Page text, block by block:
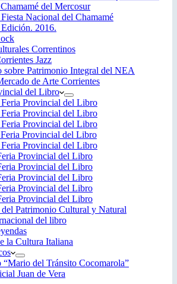
del Mercosur
Fiesta Nacional del Chamamé
Edición. 2016.
Correntinos
Jazz
sobre Patrimonio Integral del NEA
de Arte Corrientes
del Libro
Feria Provincial del Libro
Feria Provincial del Libro
Feria Provincial del Libro
Feria Provincial del Libro
Feria Provincial del Libro
Provincial del Libro
Provincial del Libro
Provincial del Libro
Provincial del Libro
Provincial del Libro
del Patrimonio Cultural y Natural
del libro
la Cultura Italiana
“Mario del Tránsito Cocomarola”
Juan de Vera